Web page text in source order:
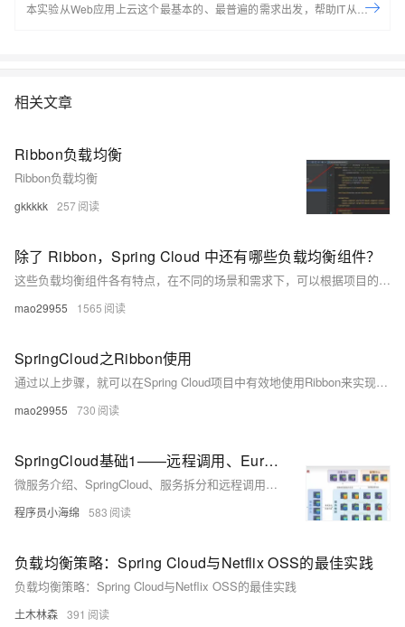
本实验从Web应用上云这个最基本的、最普遍的需求出发，帮助IT从业者
相关文章
Ribbon负载均衡
Ribbon负载均衡
gkkkkk 257
除了 Ribbon，Spring Cloud 中还有哪些负载均衡组件？
这些负载均衡组件各有特点，在不同的场景和需求下，可以根据项目的具体情况选择合适的负载均衡组件来实现高效、稳定的服务调用。
mao29955 1565
SpringCloud之Ribbon使用
通过以上步骤，就可以在Spring Cloud项目中有效地使用Ribbon来实现服务调用的负载均衡，提高系统的可靠性和性能。在实际应用中，根据具体的业务场景和需求选择合适的负载均衡策略，并进行相应的配置和优化，以确保系统的稳定运行。
mao29955 730
SpringCloud基础1——远程调用、Eureka,Nacos注册中心、Ribbon负载均衡
微服务介绍、SpringCloud、服务拆分和远程调用、Eureka注册中心、Ribbon负载均衡、Nacos注册中心
程序员小海绵 583
负载均衡策略：Spring Cloud与Netflix OSS的最佳实践
负载均衡策略：Spring Cloud与Netflix OSS的最佳实践
土木林森 391